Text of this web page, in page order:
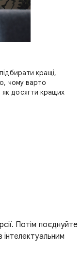
кращі,
чому варто
як досягти кращих
Потім поєднуйте
інтелектуальним